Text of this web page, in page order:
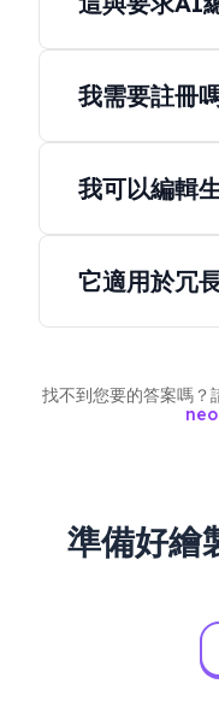
將整個對話重構
我需要註冊
編輯，則需要註
我可以編輯
筆記，使結構完
它適用於冗
找不到您要的答案嗎？
準備好繪